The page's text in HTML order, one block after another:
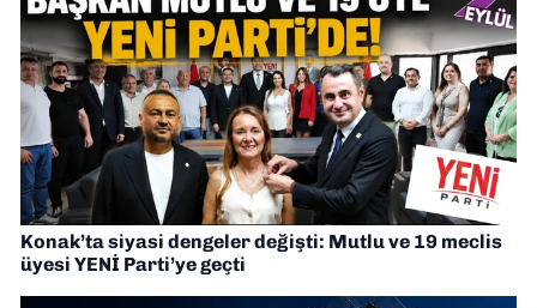
Konak’ta siyasi dengeler değişti: Mutlu ve 19 meclis
üyesi YENİ Parti’ye geçti